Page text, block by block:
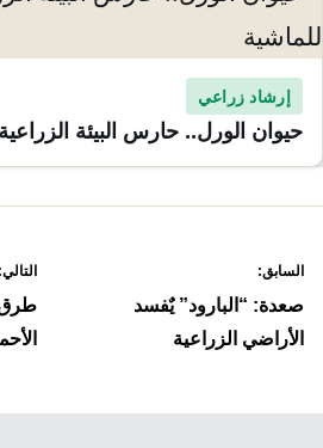
إرشاد زراعي
حيوان الورل.. حارس البيئة
المقالات
السابق:
صعدة: “البارود” يٌفسد
الأراضي الزراعية
التالي:
طرق